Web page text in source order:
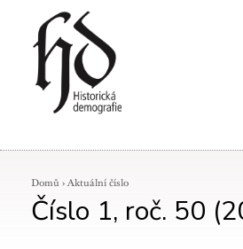
Domů › Aktuální číslo
Číslo 1, roč. 50